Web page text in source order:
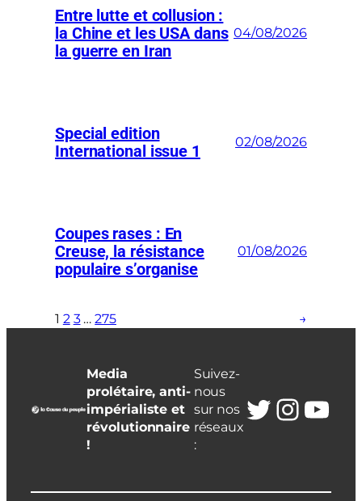
Entre lutte et collusion :
la Chine et les USA dans
la guerre en Iran
04/08/2026
Special edition
International issue 1
02/08/2026
Coupes rases : En
Creuse, la résistance
populaire s’organise
01/08/2026
1 2 3 … 275 →
Media
prolétaire, anti-
impérialiste et
révolutionnaire
!
Suivez-
nous
sur nos
réseaux
:
Twitter